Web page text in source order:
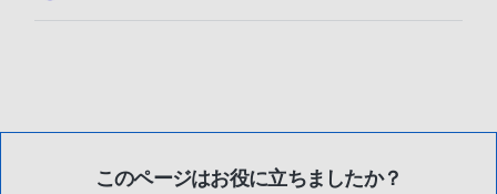
このページはお役に立ちましたか？